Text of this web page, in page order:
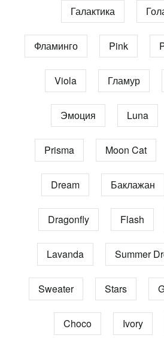
Галактика
Фламинго Pink
Viola Гламур
Эмоция Luna
Prisma Moon Cat
Dream Баклажан
Dragonfly Flash
Lavanda Summer
Sweater Stars
Choco Ivory